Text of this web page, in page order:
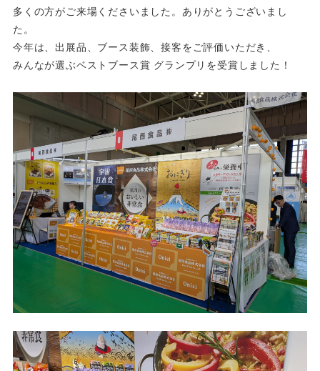
多くの方がご来場くださいました。ありがとうございまし
た。
今年は、出展品、ブース装飾、接客をご評価いただき、
みんなが選ぶベストブース賞 グランプリを受賞しました！